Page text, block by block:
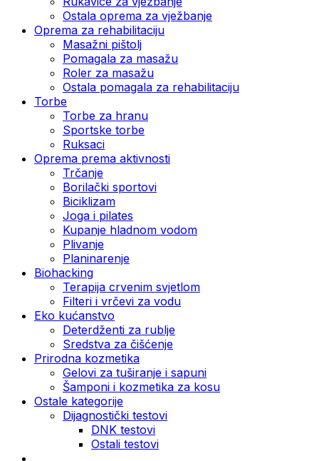
Ostala oprema za vježbanje
Oprema za rehabilitaciju
Masažni pištolj
Pomagala za masažu
Roler za masažu
Ostala pomagala za rehabilitaciju
Torbe
Torbe za hranu
Sportske torbe
Ruksaci
Oprema prema aktivnosti
Trčanje
Borilački sportovi
Biciklizam
Joga i pilates
Kupanje hladnom vodom
Plivanje
Planinarenje
Biohacking
Terapija crvenim svjetlom
Filteri i vrčevi za vodu
Eko kućanstvo
Deterdženti za rublje
Sredstva za čišćenje
Prirodna kozmetika
Gelovi za tuširanje i sapuni
Šamponi i kozmetika za kosu
Ostale kategorije
Dijagnostički testovi
DNK testovi
Ostali testovi